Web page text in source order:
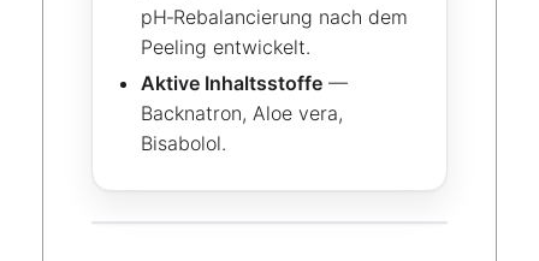
pH‑Rebalancierung nach dem
Peeling entwickelt.
Aktive Inhaltsstoffe —
Backnatron, Aloe vera,
Bisabolol.